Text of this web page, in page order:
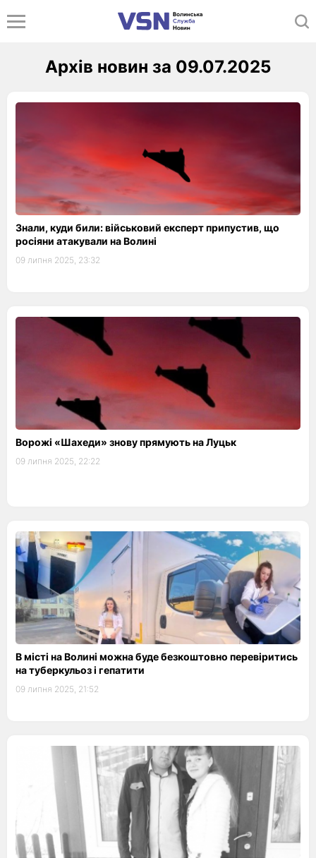
Архів новин за 09.07.2025
Знали, куди били: військовий експерт припустив, що
росіяни атакували на Волині
09 липня 2025, 23:32
Ворожі «Шахеди» знову прямують на Луцьк
09 липня 2025, 22:22
В місті на Волині можна буде безкоштовно перевіритись
на туберкульоз і гепатити
09 липня 2025, 21:52